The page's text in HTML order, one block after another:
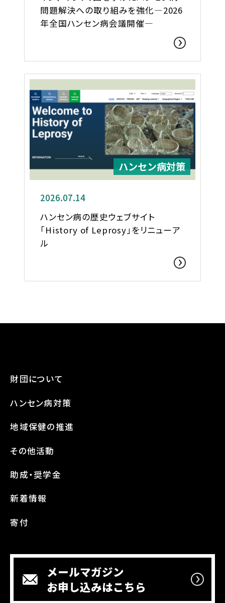
問題解決への取り組みを強化―2026
年全国ハンセン病会議開催―
ハンセン病対策
2026.07.14
ハンセン病の歴史ウェブサイト
「History of Leprosy」をリニューア
ル
財団について
ハンセン病対策
地域保健の推進
その他活動
助成・奨学金
新着情報
寄付
メールマガジン
お申し込みはこちら